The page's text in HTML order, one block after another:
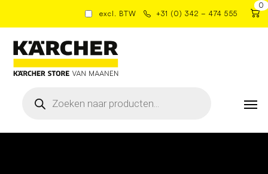
excl. BTW +31 (0) 342 – 474 555
0
zoeken